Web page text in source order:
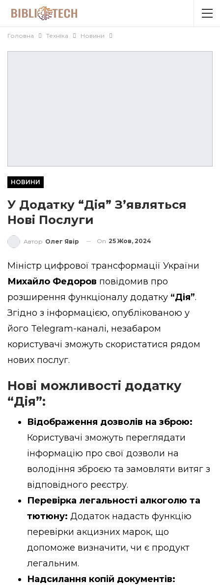
Головна Техніка Новини
НОВИНИ
У Додатку “Дія” З’являться
Нові Послуги
Автор Олег Явір On 25 Жов, 2024
Міністр цифрової трансформації України
Михайло Федоров повідомив про
розширення функціоналу додатку “Дія”.
Згідно з інформацією, опублікованою у
його Telegram-каналі, незабаром
користувачі зможуть скористатися рядом
нових послуг.
Нові можливості додатку
“Дія”:
Відображення дозволів на зброю:
Користувачі зможуть переглядати
інформацію про свої дозволи на
володіння зброєю та замовляти витяг з
відповідного реєстру.
Перевірка легальності алкоголю та
тютюну: Додаток надасть функцію
перевірки акцизних марок, що
допоможе визначити, чи є продукт
легальним.
Надсилання копій документів: